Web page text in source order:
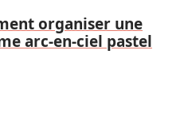
organiser une
arc-en-ciel pastel